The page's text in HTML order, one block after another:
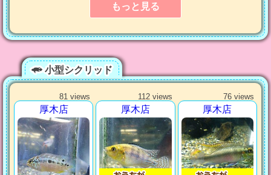
もっと見る
小型シクリッド
81 views
厚木店
112 views
厚木店
76 views
厚木店